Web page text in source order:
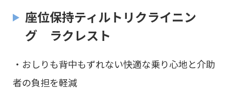
座位保持ティルトリクライニン
グ ラクレスト
・おしりも背中もずれない快適な乗り心地と介助
者の負担を軽減